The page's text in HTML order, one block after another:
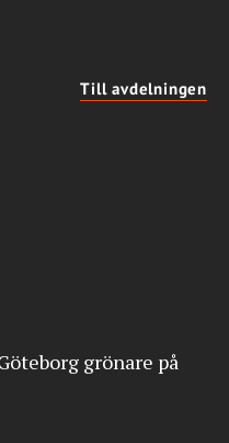
Till avdelningen
grönare på